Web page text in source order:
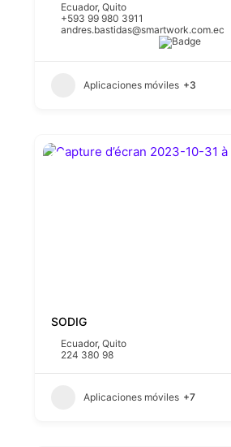
Ecuador,Quito
+593 99 980 3911
andres.bastidas@smartwork.com.ec
Aplicaciones móviles +3
SODIG
Ecuador,Quito
224 380 98
Aplicaciones móviles +7